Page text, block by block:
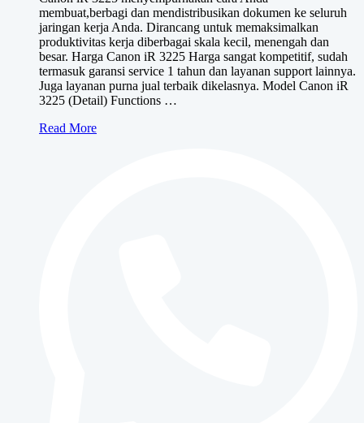
Rp11,000,000.adalah:
Rp9,500,000.
membuat,berbagi dan mendistribusikan dokumen ke seluruh
jaringan kerja Anda. Dirancang untuk memaksimalkan
produktivitas kerja diberbagai skala kecil, menengah dan
besar. Harga Canon iR 3225 Harga sangat kompetitif, sudah
termasuk garansi service 1 tahun dan layanan support lainnya.
Juga layanan purna jual terbaik dikelasnya. Model Canon iR
3225 (Detail) Functions …
Canon
Read More